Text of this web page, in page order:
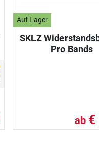
Auf Lager
SKLZ
Pro Bands
ab €